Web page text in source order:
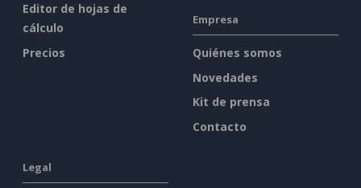
Editor de hojas de
cálculo
Precios
Empresa
Quiénes somos
Novedades
Kit de prensa
Contacto
Legal